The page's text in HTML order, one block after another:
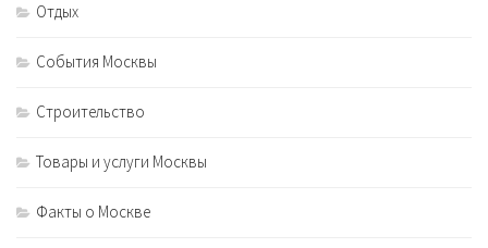
Отдых
События Москвы
Строительство
Товары и услуги Москвы
Факты о Москве